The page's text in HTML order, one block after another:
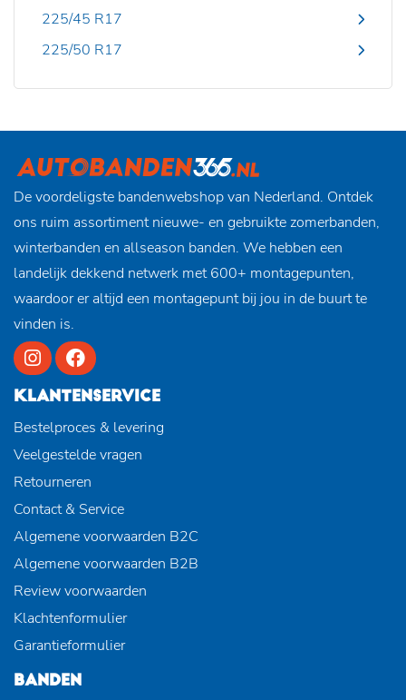
225/45 R17
225/50 R17
De voordeligste bandenwebshop van Nederland. Ontdek
ons ruim assortiment nieuwe- en gebruikte zomerbanden,
winterbanden en allseason banden. We hebben een
landelijk dekkend netwerk met 600+ montagepunten,
waardoor er altijd een montagepunt bij jou in de buurt te
vinden is.
KLANTENSERVICE
Bestelproces & levering
Veelgestelde vragen
Retourneren
Contact & Service
Algemene voorwaarden B2C
Algemene voorwaarden B2B
Review voorwaarden
Klachtenformulier
Garantieformulier
BANDEN